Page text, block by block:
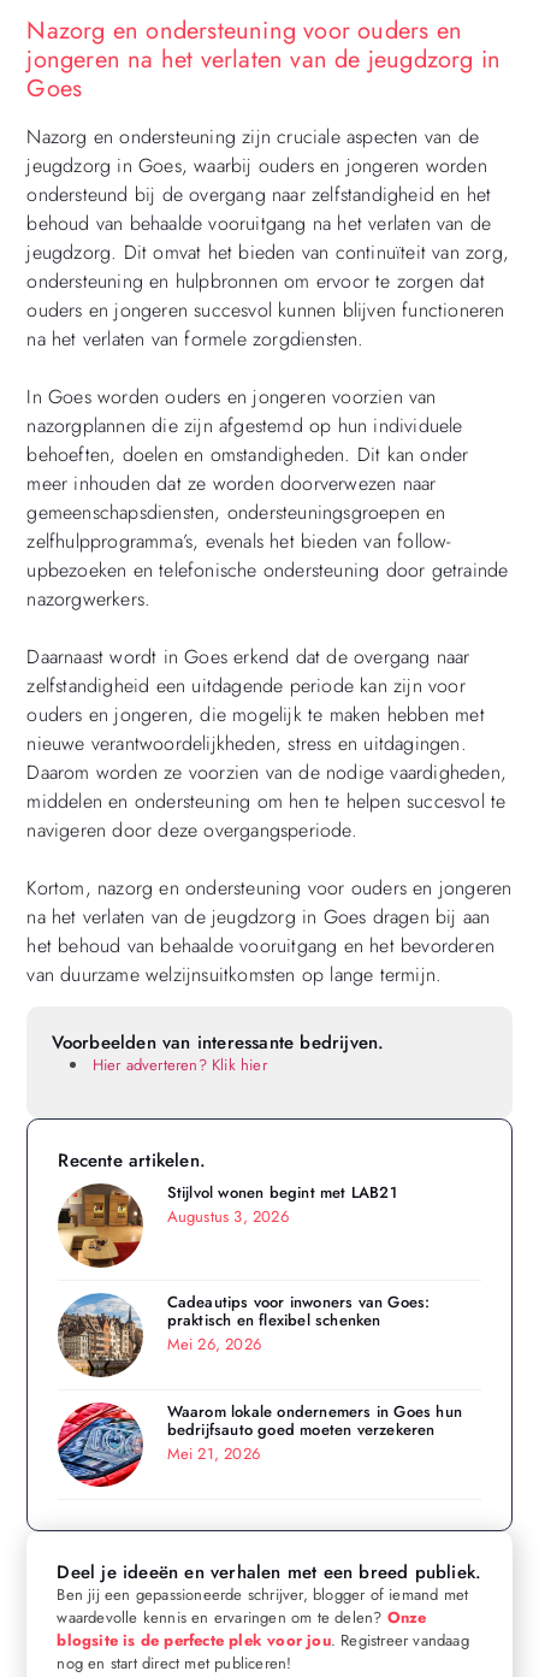
Nazorg en ondersteuning voor ouders en
jongeren na het verlaten van de jeugdzorg in
Goes
Nazorg en ondersteuning zijn cruciale aspecten van de
jeugdzorg in Goes, waarbij ouders en jongeren worden
ondersteund bij de overgang naar zelfstandigheid en het
behoud van behaalde vooruitgang na het verlaten van de
jeugdzorg. Dit omvat het bieden van continuïteit van zorg,
ondersteuning en hulpbronnen om ervoor te zorgen dat
ouders en jongeren succesvol kunnen blijven functioneren
na het verlaten van formele zorgdiensten.
In Goes worden ouders en jongeren voorzien van
nazorgplannen die zijn afgestemd op hun individuele
behoeften, doelen en omstandigheden. Dit kan onder
meer inhouden dat ze worden doorverwezen naar
gemeenschapsdiensten, ondersteuningsgroepen en
zelfhulpprogramma’s, evenals het bieden van follow-
upbezoeken en telefonische ondersteuning door getrainde
nazorgwerkers.
Daarnaast wordt in Goes erkend dat de overgang naar
zelfstandigheid een uitdagende periode kan zijn voor
ouders en jongeren, die mogelijk te maken hebben met
nieuwe verantwoordelijkheden, stress en uitdagingen.
Daarom worden ze voorzien van de nodige vaardigheden,
middelen en ondersteuning om hen te helpen succesvol te
navigeren door deze overgangsperiode.
Kortom, nazorg en ondersteuning voor ouders en jongeren
na het verlaten van de jeugdzorg in Goes dragen bij aan
het behoud van behaalde vooruitgang en het bevorderen
van duurzame welzijnsuitkomsten op lange termijn.
Voorbeelden van interessante bedrijven.
Hier adverteren? Klik hier
Recente artikelen.
Stijlvol wonen begint met LAB21
Augustus 3, 2026
Cadeautips voor inwoners van Goes:
praktisch en flexibel schenken
Mei 26, 2026
Waarom lokale ondernemers in Goes hun
bedrijfsauto goed moeten verzekeren
Mei 21, 2026
Deel je ideeën en verhalen met een breed publiek.
Ben jij een gepassioneerde schrijver, blogger of iemand met
waardevolle kennis en ervaringen om te delen? Onze
blogsite is de perfecte plek voor jou. Registreer vandaag
nog en start direct met publiceren!